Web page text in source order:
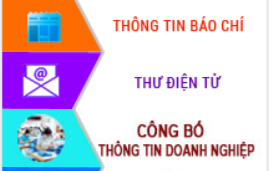
Xây dựng nền hành chính số đồng
hành cùng nông dân dân, doanh nghiệp
Giai đoạn 2026-2030, Đắk Lắk phấn
đấu có 77% xã đạt chuẩn nông thôn
Chuyển đổi số 'mở đường' cho nông
nghiệp Đắk Lắk tăng trưởng bứt phá
Triển khai đồng bộ đo đạc, lập hồ sơ
địa chính, hoàn thiện cơ sở dữ liệu đất
đai
Ứng dụng sinh trắc học - Bước tiến
trong hành trình chuyển đổi số tại Đắk
Lắk